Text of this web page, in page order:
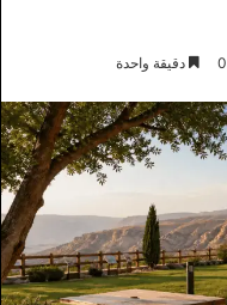
0 دقيقة واحدة